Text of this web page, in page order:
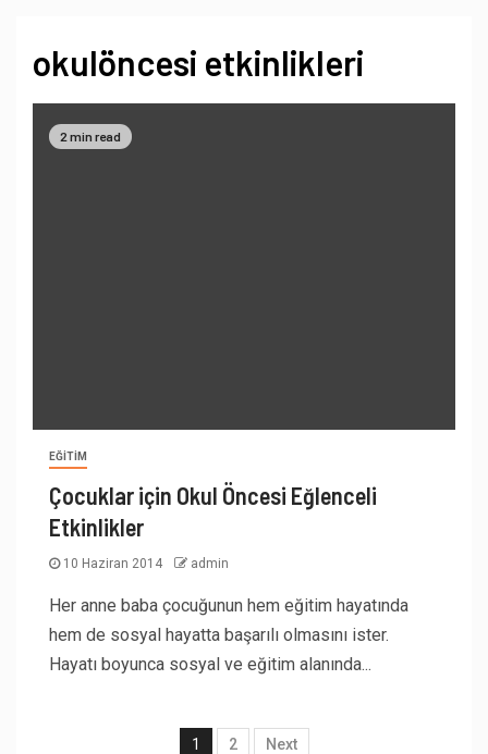
okulöncesi etkinlikleri
2 min read
EĞITIM
Çocuklar için Okul Öncesi Eğlenceli
Etkinlikler
10 Haziran 2014 admin
Her anne baba çocuğunun hem eğitim hayatında
hem de sosyal hayatta başarılı olmasını ister.
Hayatı boyunca sosyal ve eğitim alanında...
1 2 Next